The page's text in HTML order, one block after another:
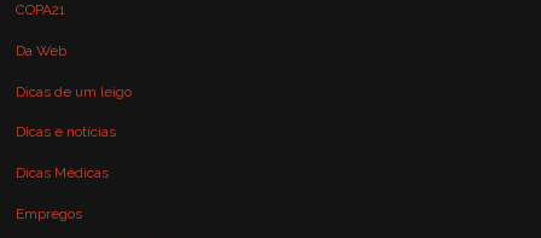
COPA21
Da Web
Dicas de um leigo
Dicas e notícias
Dicas Médicas
Empregos